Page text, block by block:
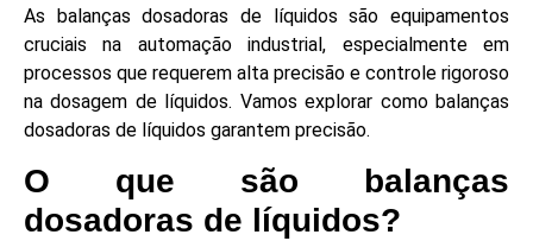
As balanças dosadoras de líquidos são equipamentos
cruciais na automação industrial, especialmente em
processos que requerem alta precisão e controle rigoroso
na dosagem de líquidos. Vamos explorar como balanças
dosadoras de líquidos garantem precisão.
O que são balanças
dosadoras de líquidos?